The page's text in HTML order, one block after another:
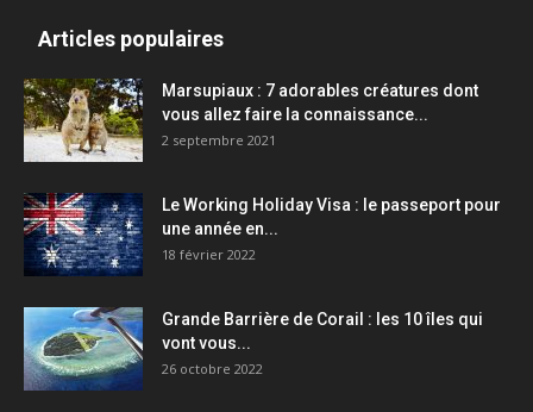
Articles populaires
Marsupiaux : 7 adorables créatures dont
vous allez faire la connaissance...
2 septembre 2021
Le Working Holiday Visa : le passeport pour
une année en...
18 février 2022
Grande Barrière de Corail : les 10 îles qui
vont vous...
26 octobre 2022